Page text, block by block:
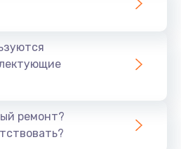
данных
руб.
ремонт?